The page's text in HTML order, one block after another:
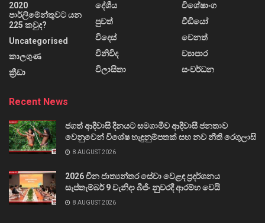
2020
පාර්ලිමේන්තුවට යන
225 කවුද?
Uncategorised
කාලගුණ
ක්‍රීඩා
දේශීය
පුවත්
විදෙස්
විනිවිද
විලාසිතා
විශේෂාංග
වීඩියෝ
වෙනත්
ව්‍යාපාර
සංවර්ධන
Recent News
ජගත් ආදිවාසි දිනයට සමගාමීව ආදිවාසී ජනතාව
වෙනුවෙන් විශේෂ හැඳුනුම්පතක් සහ නව නීති රෙගුලාසි
8 AUGUST 2026
2026 චීන ජාත්‍යන්තර සේවා වෙළඳ ප්‍රදර්ශනය
සැප්තැම්බර් 9 වැනිදා බීජිං නුවරදී ආරම්භ වෙයි
8 AUGUST 2026